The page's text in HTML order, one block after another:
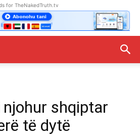
for TheNakedTruth.tv
shqiptar
të dytë